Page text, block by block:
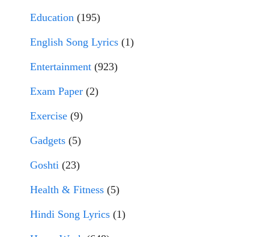
Education (195)
English Song Lyrics (1)
Entertainment (923)
Exam Paper (2)
Exercise (9)
Gadgets (5)
Goshti (23)
Health & Fitness (5)
Hindi Song Lyrics (1)